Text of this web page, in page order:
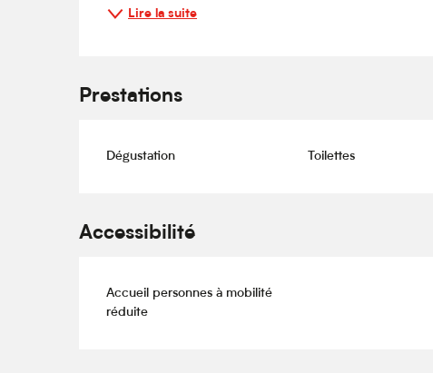
Lire la suite
Prestations
Dégustation Toilettes
Accessibilité
Accueil personnes à mobilité
réduite